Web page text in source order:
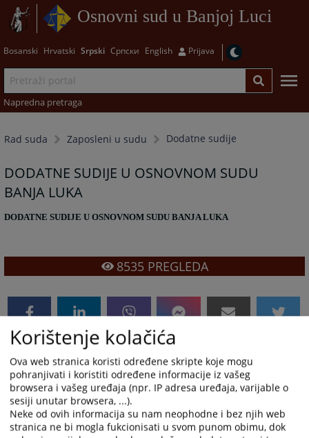
Osnovni sud u Banjoj Luci
Bosanski Hrvatski Srpski Српски English Prijava
Napredna pretraga
Rad suda Zaposleni u sudu Dodatne sudije
DODATNE SUDIJE U OSNOVNOM SUDU
BANJA LUKA
DODATNE SUDIJE U OSNOVNOM SUDU BANJA LUKA
8535PREGLEDA
Korištenje kolačića
Ova web stranica koristi određene skripte koje mogu
pohranjivati i koristiti određene informacije iz vašeg
browsera i vašeg uređaja (npr. IP adresa uređaja, varijable o
sesiji unutar browsera, ...).
Neke od ovih informacija su nam neophodne i bez njih web
stranica ne bi mogla fukcionisati u svom punom obimu, dok